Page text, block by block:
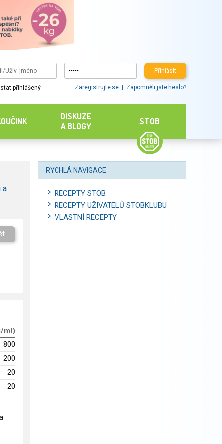
Přihlásit
přihlášený Zaregistrujte se Zapomněli jste heslo?
DISKUZE
A BLOGY
STOB
a
ml)
800
200
20
20
RYCHLÁ NAVIGACE
RECEPTY STOB
RECEPTY UŽIVATELŮ STOBKLUBU
VLASTNÍ RECEPTY